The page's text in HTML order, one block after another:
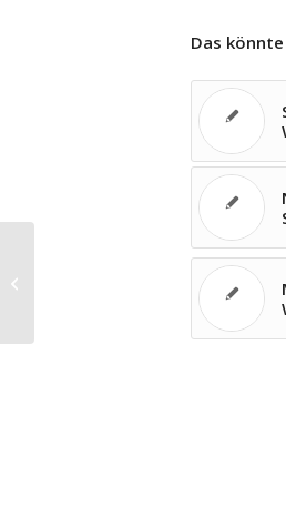
Das
Kennedy als Oper in Augsburg